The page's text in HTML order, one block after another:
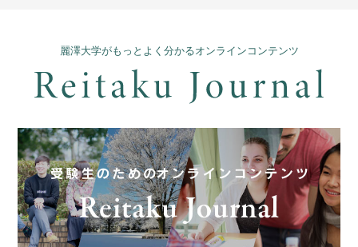
麗澤大学がもっとよく分かるオンラインコンテンツ